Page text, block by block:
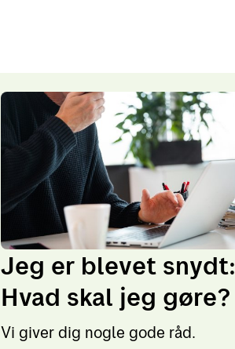
Jeg er blevet snydt:
Hvad skal jeg gøre?
Vi giver dig nogle gode råd.